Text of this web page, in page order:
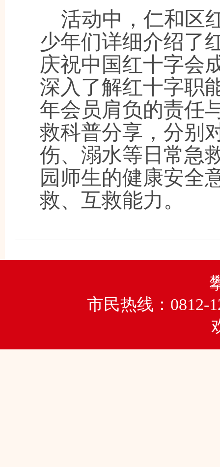
活动中，仁和区
少年们详细介绍了
庆祝中国红十字会
深入了解红十字职
年会员肩负的责任
救科普分享，分别
伤、溺水等日常急
园师生的健康安全
救、互救能力。
市民热线：0812-